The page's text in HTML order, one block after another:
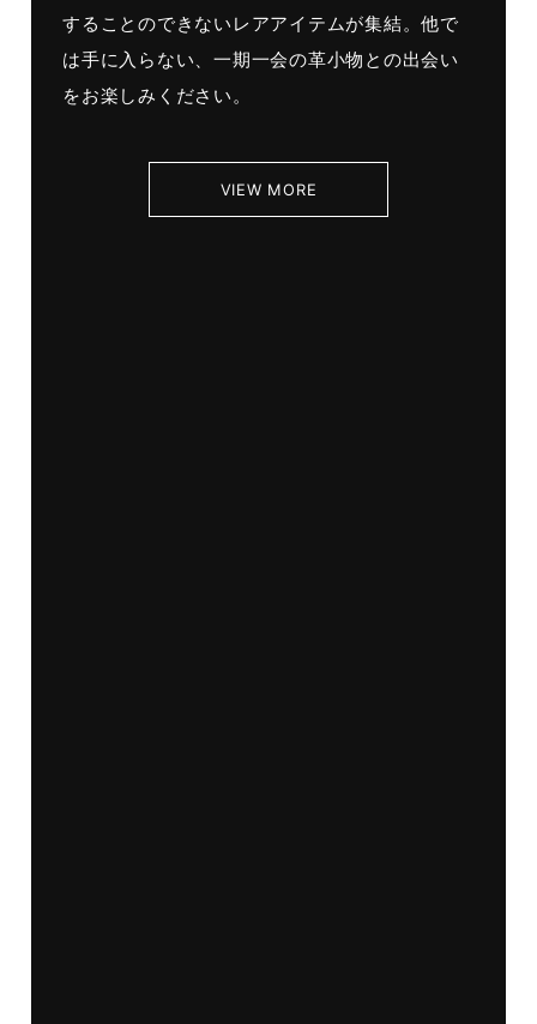
することのできないレアアイテムが集結。他で
は手に入らない、一期一会の革小物との出会い
をお楽しみください。
VIEW MORE